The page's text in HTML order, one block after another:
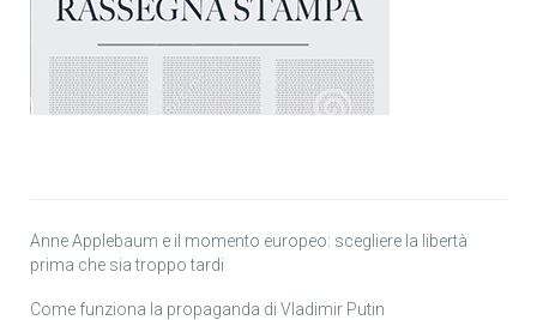
Anne Applebaum e il momento europeo: scegliere la libertà
prima che sia troppo tardi
Come funziona la propaganda di Vladimir Putin